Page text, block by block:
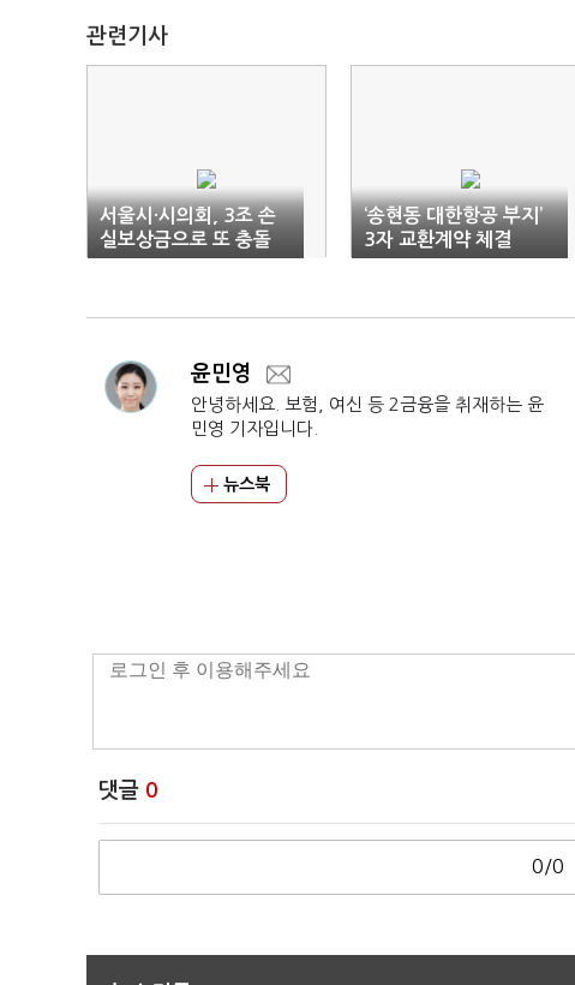
관련기사
서울시·시의회, 3조 손
실보상금으로 또 충돌
‘송현동 대한항공 부지’
3자 교환계약 체결
윤민영
안녕하세요. 보험, 여신 등 2금융을 취재하는 윤
민영 기자입니다.
뉴스북
댓글 0
0/0